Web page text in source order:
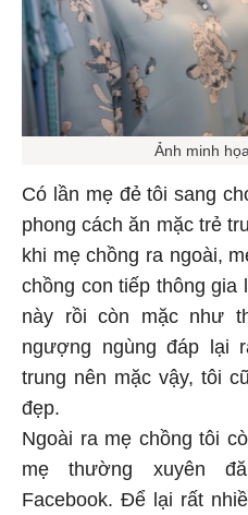
Ảnh minh
Có lần mẹ đẻ tôi sang
phong cách ăn mặc trẻ
khi mẹ chồng ra ngoài,
chồng con tiếp thông gia
này rồi còn mặc như
ngượng ngùng đáp lại
trung nên mặc vậy, tôi
đẹp.
Ngoài ra mẹ chồng tôi
mẹ thường xuyên
Facebook. Để lại rất